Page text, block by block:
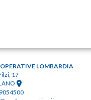
LOMBARDIA
17